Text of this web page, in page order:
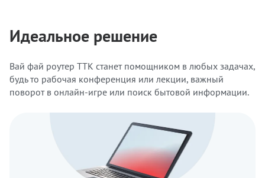
Идеальное решение
Вай фай роутер ТТК станет помощником в любых задачах,
будь то рабочая конференция или лекции, важный
поворот в онлайн-игре или поиск бытовой информации.